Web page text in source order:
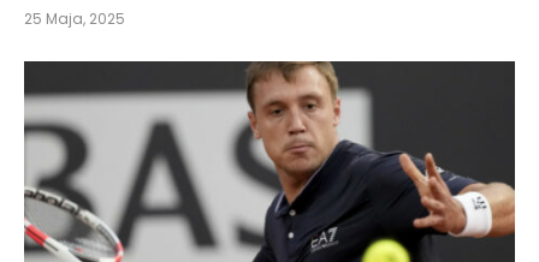
25 Maja, 2025